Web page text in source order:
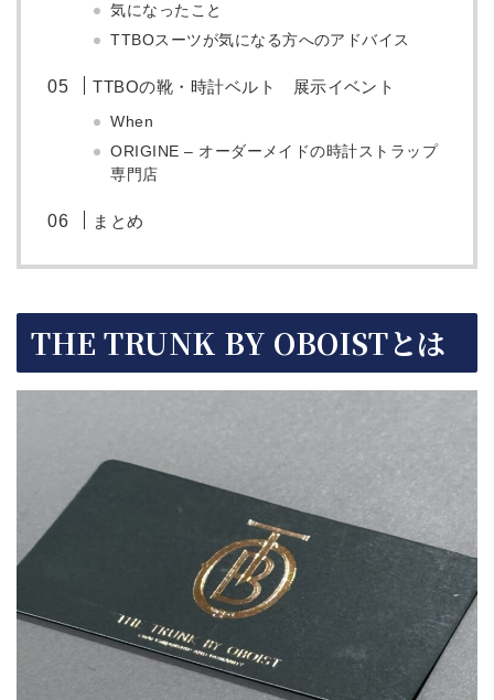
気になったこと
TTBOスーツが気になる方へのアドバイス
TTBOの靴・時計ベルト 展示イベント
When
ORIGINE – オーダーメイドの時計ストラップ
専門店
まとめ
THE TRUNK BY OBOISTとは